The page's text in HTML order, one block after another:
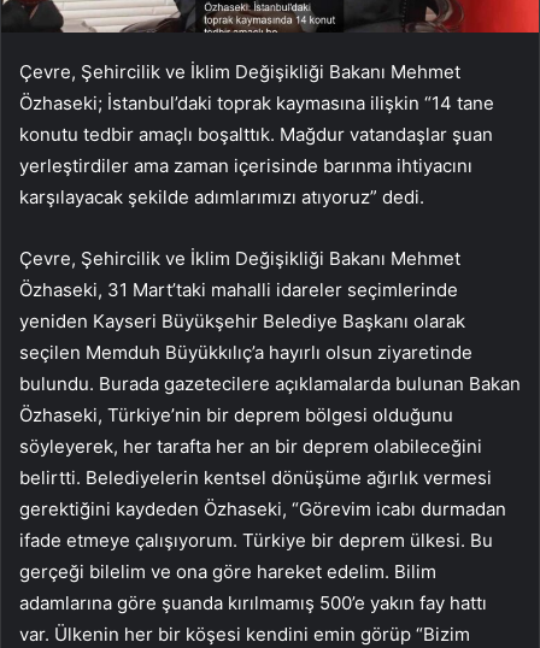
Çevre, Şehircilik ve İklim Değişikliği Bakanı Mehmet
Özhaseki; İstanbul’daki toprak kaymasına ilişkin “14 tane
konutu tedbir amaçlı boşalttık. Mağdur vatandaşlar şuan
yerleştirdiler ama zaman içerisinde barınma ihtiyacını
karşılayacak şekilde adımlarımızı atıyoruz” dedi.
Çevre, Şehircilik ve İklim Değişikliği Bakanı Mehmet
Özhaseki, 31 Mart’taki mahalli idareler seçimlerinde
yeniden Kayseri Büyükşehir Belediye Başkanı olarak
seçilen Memduh Büyükkılıç’a hayırlı olsun ziyaretinde
bulundu. Burada gazetecilere açıklamalarda bulunan Bakan
Özhaseki, Türkiye’nin bir deprem bölgesi olduğunu
söyleyerek, her tarafta her an bir deprem olabileceğini
belirtti. Belediyelerin kentsel dönüşüme ağırlık vermesi
gerektiğini kaydeden Özhaseki, “Görevim icabı durmadan
ifade etmeye çalışıyorum. Türkiye bir deprem ülkesi. Bu
gerçeği bilelim ve ona göre hareket edelim. Bilim
adamlarına göre şuanda kırılmamış 500’e yakın fay hattı
var. Ülkenin her bir köşesi kendini emin görüp “Bizim